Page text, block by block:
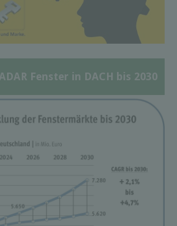
Fenster in DACH bis 2030